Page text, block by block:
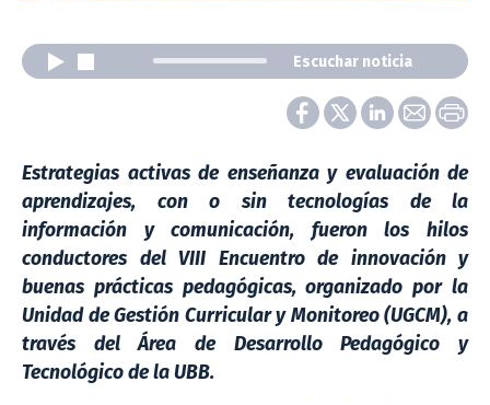
Escuchar noticia
Estrategias activas de enseñanza y evaluación de
aprendizajes, con o sin tecnologías de la
información y comunicación, fueron los hilos
conductores del VIII Encuentro de innovación y
buenas prácticas pedagógicas, organizado por la
Unidad de Gestión Curricular y Monitoreo (UGCM), a
través del Área de Desarrollo Pedagógico y
Tecnológico de la UBB.